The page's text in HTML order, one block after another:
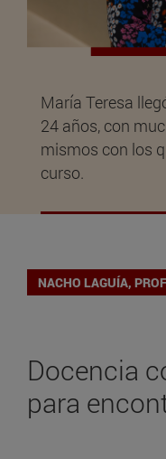
María Teresa
24 años, con
mismos con los
curso.
NACHO LAGUÍA,
Docencia
para